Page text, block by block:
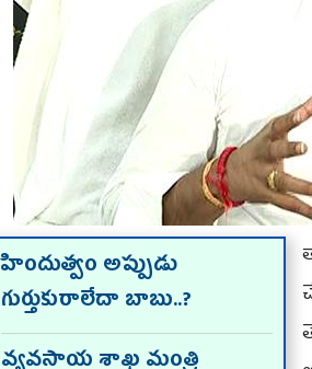
హిందుత్వం అప్పుడు
గుర్తుకురాలేదా బాబు..?